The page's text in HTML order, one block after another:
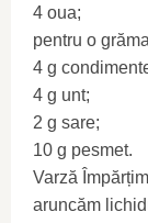
4 oua;
pentru o
4 g
4 g unt;
2 g sare;
10 g pesmet.
Varză
aruncăm